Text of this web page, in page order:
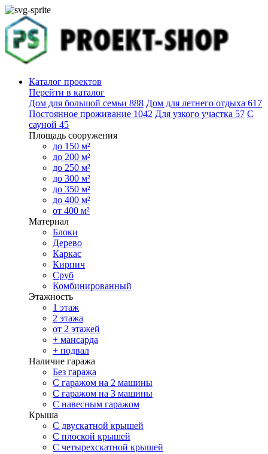
Каталог проектов
Перейти в каталог
Дом для большой семьи 888 Дом для летнего отдыха 617
Постоянное проживание 1042 Для узкого участка 57 С
сауной 45
Площадь сооружения
до 150 м²
до 200 м²
до 250 м²
до 300 м²
до 350 м²
до 400 м²
от 400 м²
Материал
Блоки
Дерево
Каркас
Кирпич
Сруб
Комбинированный
Этажность
1 этаж
2 этажа
от 2 этажей
+ мансарда
+ подвал
Наличие гаража
Без гаража
С гаражом на 2 машины
С гаражом на 3 машины
С навесным гаражом
Крыша
С двускатной крышей
С плоской крышей
С четырехскатной крышей